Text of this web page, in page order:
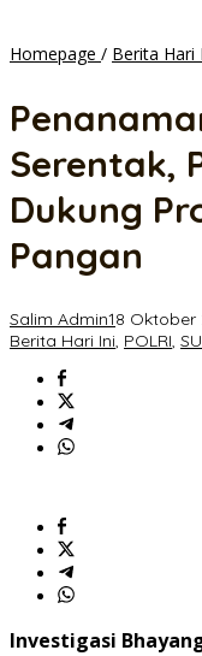
Homepage / Berita Hari
Serentak,
Dukung
Pangan
Salim Admin18 Oktober
Berita Hari Ini, POLRI,
Investigasi